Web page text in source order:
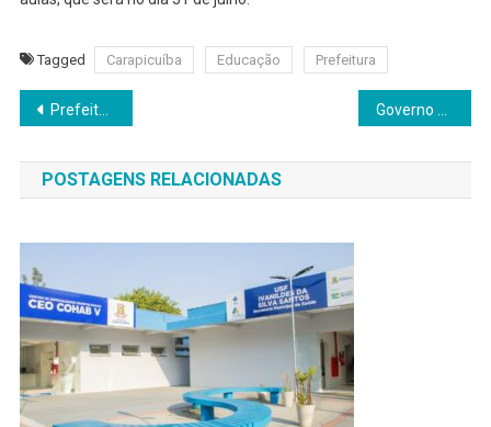
Tagged Carapicuíba Educação Prefeitura
Navegação
de
Post
Prefeitura de Itapevi pavimenta a Estrada Antiga de Itu
POSTAGENS RELACIONADAS